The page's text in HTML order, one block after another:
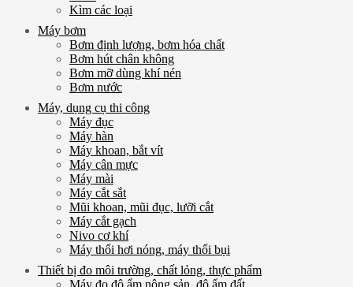
Kìm các loại
Máy bơm
Bơm định lượng, bơm hóa chất
Bơm hút chân không
Bơm mỡ dùng khí nén
Bơm nước
Máy, dụng cụ thi công
Máy đục
Máy hàn
Máy khoan, bắt vít
Máy cân mực
Máy mài
Máy cắt sắt
Mũi khoan, mũi đục, lưỡi cắt
Máy cắt gạch
Nivo cơ khí
Máy thổi hơi nóng, máy thổi bụi
Thiết bị đo môi trường, chất lỏng, thực phẩm
Máy đo độ ẩm nông sản, độ ẩm đất